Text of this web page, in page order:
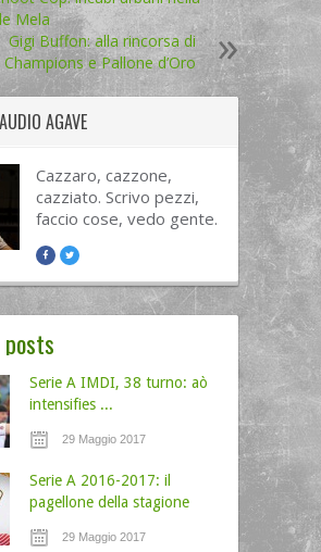
Mela
Gigi Buffon: alla rincorsa di
Champions e Pallone d’Oro
AGAVE
Cazzaro, cazzone,
cazziato. Scrivo pezzi,
faccio cose, vedo gente.
Serie A IMDI, 38 turno: aò
intensifies ...
29 Maggio 2017
Serie A 2016-2017: il
pagellone della stagione
29 Maggio 2017